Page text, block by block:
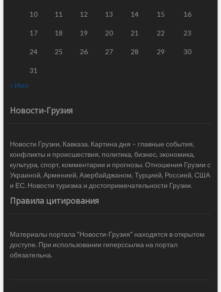
10 11 12 13 14 15 16
17 18 19 20 21 22 23
24 25 26 27 28 29 30
31
« Июл
Новости-Грузия
Новости Грузии, Кавказа. Картина дня – главные события,
конфликты и происшествия, политика, бизнес, экономика,
культура, спорт, комментарии и прогнозы. Отношения Грузии с
Украиной, Арменией, Азербайджаном, Турцией, Россией, США
и ЕС. Новости туризма и достопримечательности Грузии.
Правила цитирования
Материалы портала "Новости-Грузия" находятся в открытом
доступе. При использовании гиперссылка на портал
обязательна.